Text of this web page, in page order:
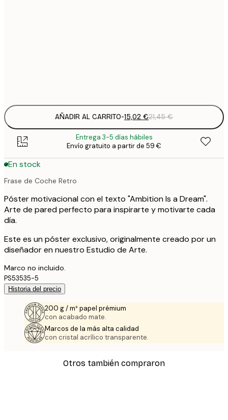
AÑADIR AL CARRITO-15,02 €21,45 €
Entrega 3-5 días hábiles
Envío gratuito a partir de 59 €
En stock
Frase de Coche Retro
Póster motivacional con el texto "Ambition Is a Dream".
Arte de pared perfecto para inspirarte y motivarte cada
día.
Este es un póster exclusivo, originalmente creado por un
diseñador en nuestro Estudio de Arte.
Marco no incluido.
PS53535-5
Historia del precio
200 g / m² papel prémium
con acabado mate.
Marcos de la más alta calidad
con cristal acrílico transparente.
Otros también compraron